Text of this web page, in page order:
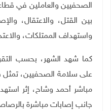
الصحفيين والعاملين في
بين القتل، والاعتقال،
واستهداف الممتلكات،
كما شهد الشهر، بحسب
على سلامة الصحفيين، تمثل
مباشر أحمد وشاح، إثر
جانب إصابات مباشرة